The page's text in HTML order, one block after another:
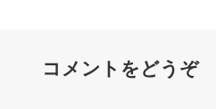
コメントをどうぞ